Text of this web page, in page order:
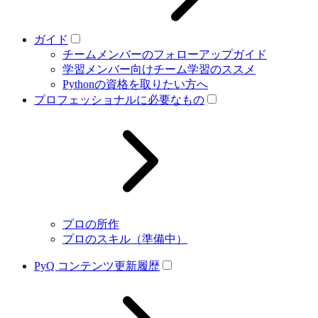
ガイド
チームメンバーのフォローアップガイド
学習メンバー向けチーム学習のススメ
Pythonの資格を取りたい方へ
プロフェッショナルに必要なもの
プロの所作
プロのスキル（準備中）
PyQ コンテンツ更新履歴